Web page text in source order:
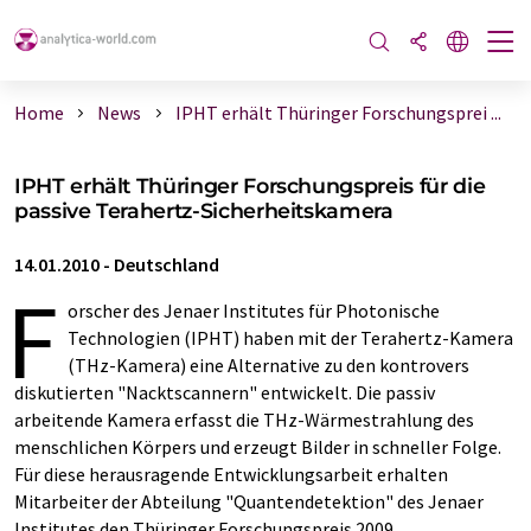
Home News IPHT erhält Thüringer Forschungsprei ...
IPHT erhält Thüringer Forschungspreis für die
passive Terahertz-Sicherheitskamera
14.01.2010 - Deutschland
F orscher des Jenaer Institutes für Photonische
Technologien (IPHT) haben mit der Terahertz-Kamera
(THz-Kamera) eine Alternative zu den kontrovers
diskutierten "Nacktscannern" entwickelt. Die passiv
arbeitende Kamera erfasst die THz-Wärmestrahlung des
menschlichen Körpers und erzeugt Bilder in schneller Folge.
Für diese herausragende Entwicklungsarbeit erhalten
Mitarbeiter der Abteilung "Quantendetektion" des Jenaer